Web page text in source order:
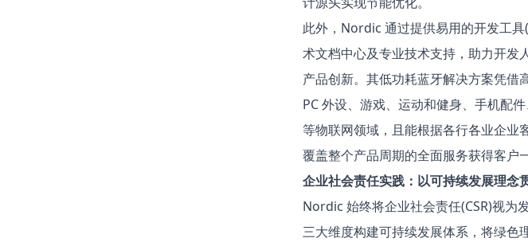
此外，Nordic 通过提供易用的开发工
术文档中心及专业技术支持，助力开发
产品创新。其低功耗蓝牙解决方案凭借
PC 外设、游戏、运动和健身、手机配
等物联网领域，且能根据各行各业企业
覆盖整个产品周期的全面服务获得客户
企业社会责任实践：以可持续发展理念
Nordic 始终将企业社会责任(CSR)视为
三大维度构建可持续发展体系，将绿色